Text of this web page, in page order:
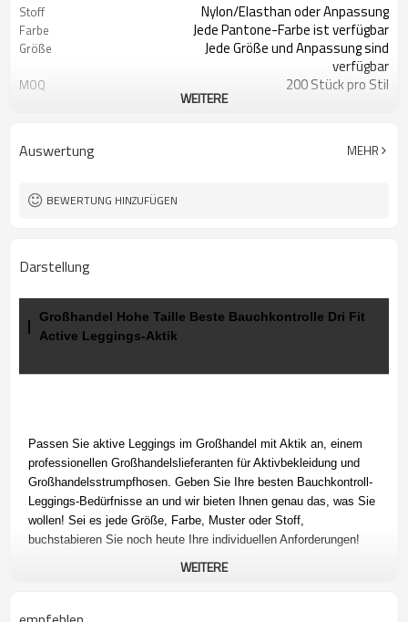
Stoff Nylon/Elasthan oder Anpassung
Farbe Jede Pantone-Farbe ist verfügbar
Größe
Jede Größe und Anpassung sind
verfügbar
MOQ 200 Stück pro Stil
trocknend, antistatisch
WEITERE
Auswertung MEHR
BEWERTUNG HINZUFÜGEN
Darstellung
Großhandel Hohe Taille Beste Bauchkontrolle Dri Fit
Active Leggings-Aktik
Passen Sie aktive Leggings im Großhandel mit Aktik an, einem
professionellen Großhandelslieferanten für Aktivbekleidung und
Großhandelsstrumpfhosen. Geben Sie Ihre besten Bauchkontroll-
Leggings-Bedürfnisse an und wir bieten Ihnen genau das, was Sie
wollen! Sei es jede Größe, Farbe, Muster oder Stoff,
buchstabieren Sie noch heute Ihre individuellen Anforderungen!
WEITERE